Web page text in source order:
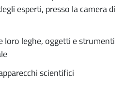
esperti, presso la camera di
loro leghe, oggetti e strumenti
scientifici